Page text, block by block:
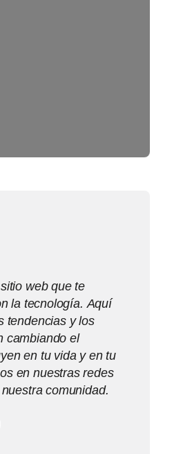
web que te
la tecnología. Aquí
tendencias y los
cambiando el
en tu vida y en tu
en nuestras redes
comunidad.